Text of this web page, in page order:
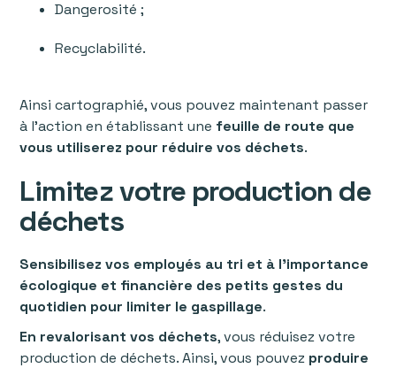
Dangerosité ;
Recyclabilité.
Ainsi cartographié, vous pouvez maintenant passer
à l’action en établissant une feuille de route que
vous utiliserez pour réduire vos déchets.
Limitez votre production de
déchets
Sensibilisez vos employés au tri et à l’importance
écologique et financière des petits gestes du
quotidien pour limiter le gaspillage.
En revalorisant vos déchets, vous réduisez votre
production de déchets. Ainsi, vous pouvez produire